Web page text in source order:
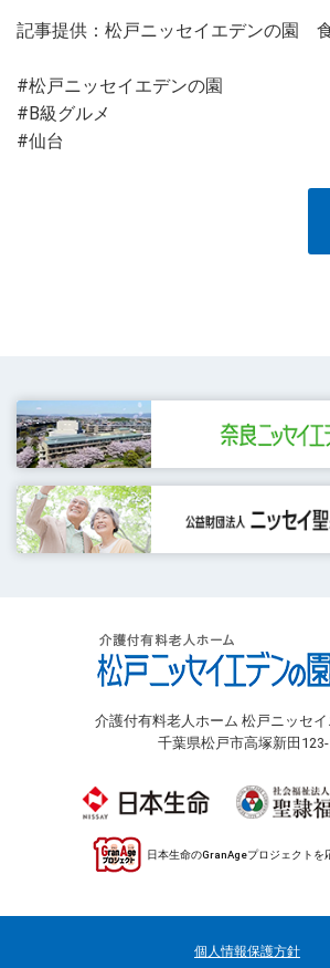
記事提供：松戸ニッセイエデンの園
#松戸ニッセイエデンの園
#B級グルメ
#仙台
介護付有料老人ホーム 松戸ニッセ
千葉県松戸市高塚新田123-
日本生命のGranAgeプロジェクトを
個人情報保護方針